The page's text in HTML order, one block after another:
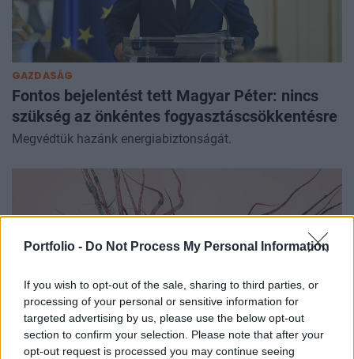
Portfolio - Do Not Process My Personal Information
If you wish to opt-out of the sale, sharing to third parties, or
processing of your personal or sensitive information for
targeted advertising by us, please use the below opt-out
section to confirm your selection. Please note that after your
opt-out request is processed you may continue seeing
GAZDASÁG
Fontos bejelentést tett Magyar Péter: nincs
szükség az önkéntes fogyasztáscsökkentésre
Megvédtük hazánk energiabiztonságát.